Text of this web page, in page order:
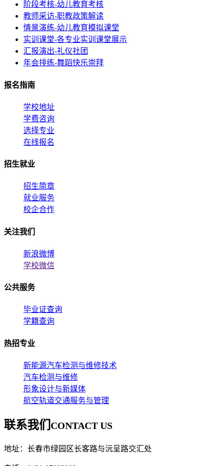
阶段考核-幼儿教育考核
教师采访-职教政策解读
情景演练-幼儿教育模拟课堂
实训课堂-各专业实训课堂展示
汇报演出-礼仪社团
年会排练-舞蹈快乐崇拜
报名指南
学校地址
学费咨询
选择专业
在线报名
招生就业
招生简章
就业服务
校企合作
关注我们
新浪微博
学校微信
公共服务
毕业证查询
学籍查询
热招专业
新能源汽车检测与维修技术
汽车检测与维修
形象设计与新媒体
航空轨道交通服务与管理
联系我们 CONTACT US
地址：长春市绿园区长客路与沅呈路交汇处